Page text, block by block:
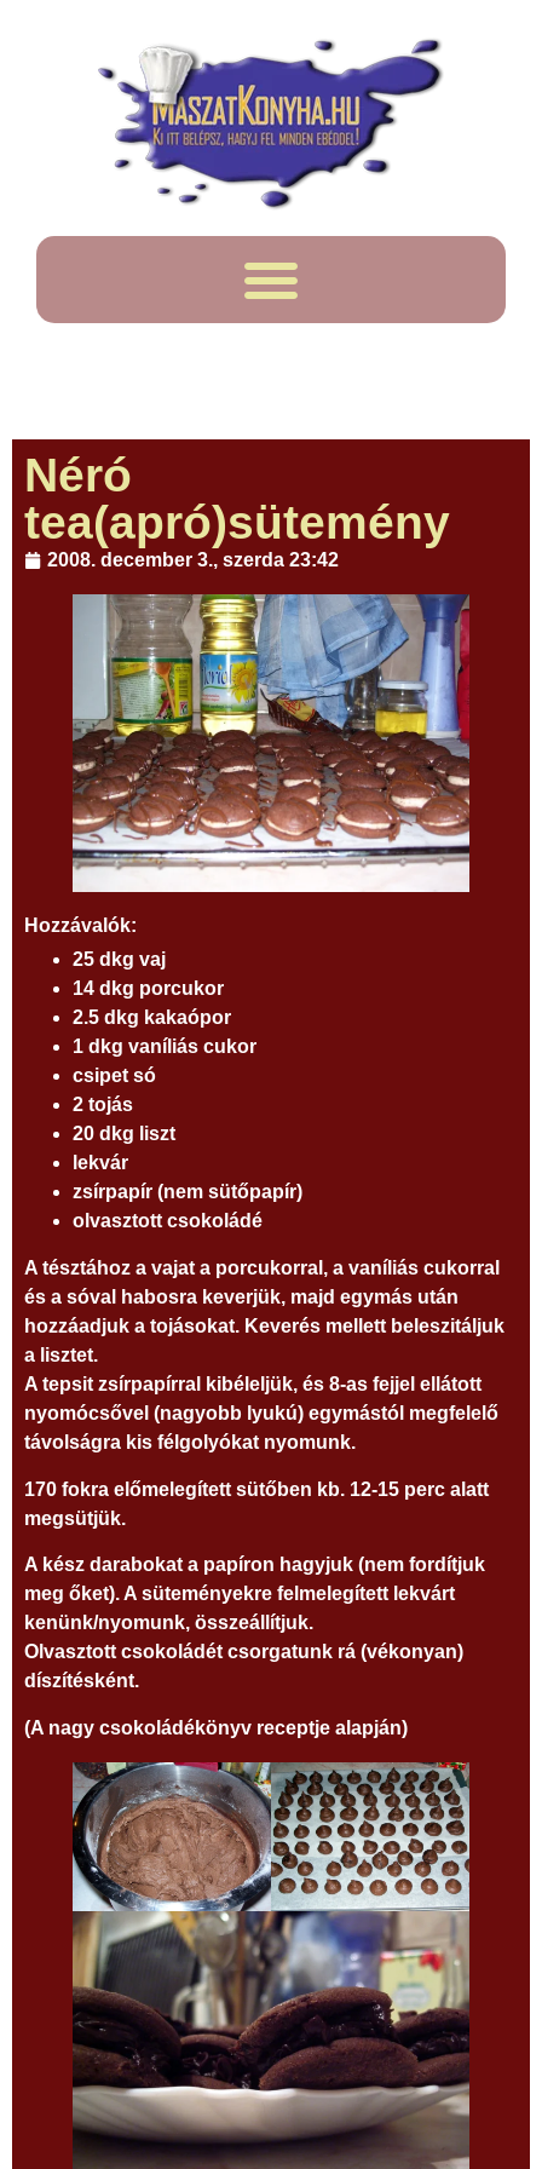
Néró
tea(apró)sütemény
2008. december 3., szerda 23:42
Hozzávalók:
25 dkg vaj
14 dkg porcukor
2.5 dkg kakaópor
1 dkg vaníliás cukor
csipet só
2 tojás
20 dkg liszt
lekvár
zsírpapír (nem sütőpapír)
olvasztott csokoládé
A tésztához a vajat a porcukorral, a vaníliás cukorral
és a sóval habosra keverjük, majd egymás után
hozzáadjuk a tojásokat. Keverés mellett beleszitáljuk
a lisztet.
A tepsit zsírpapírral kibéleljük, és 8-as fejjel ellátott
nyomócsővel (nagyobb lyukú) egymástól megfelelő
távolságra kis félgolyókat nyomunk.
170 fokra előmelegített sütőben kb. 12-15 perc alatt
megsütjük.
A kész darabokat a papíron hagyjuk (nem fordítjuk
meg őket). A süteményekre felmelegített lekvárt
kenünk/nyomunk, összeállítjuk.
Olvasztott csokoládét csorgatunk rá (vékonyan)
díszítésként.
(A nagy csokoládékönyv receptje alapján)